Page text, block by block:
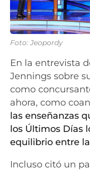
Foto: Jeopordy
En la entrevista
Jennings sobre
como
ahora, como
las enseñanzas
los Últimos Días
equilibrio entre
Incluso citó un